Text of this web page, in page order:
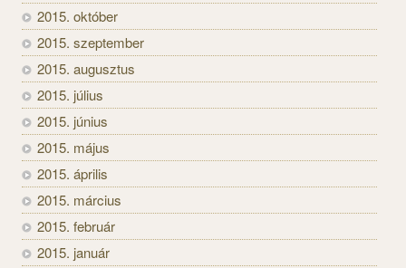
2015. október
2015. szeptember
2015. augusztus
2015. július
2015. június
2015. május
2015. április
2015. március
2015. február
2015. január